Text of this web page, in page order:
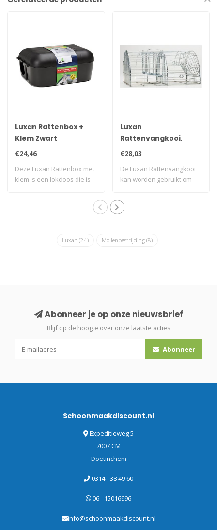
Luxan Rattenbox +
Klem Zwart
€24,46
Deze Luxan Rattenbox met
klem is een lokdoos die is
Luxan
Rattenvangkooi,
tegen ratten
€28,03
De Luxan Rattenvangkooi
kan worden gebruikt om
Luxan (24) Mollenbestrijding (8)
Abonneer je op onze nieuwsbrief
Blijf op de hoogte over onze laatste acties
Abonneer
Schoonmaakdiscount.nl
Expeditieweg 5
7007 CM
Doetinchem
0314 - 38 49 60
06 - 15016996
info@schoonmaakdiscount.nl